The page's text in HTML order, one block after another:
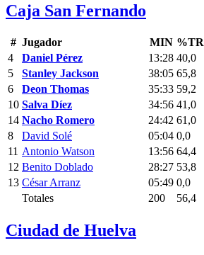
Caja San Fernando
# Jugador MIN %TR
4
Daniel Pérez 13:28 40,0
5
Stanley Jackson 38:05 65,8
6
Deon Thomas 35:33 59,2
10 Salva Díez 34:56 41,0
14 Nacho Romero 24:42 61,0
8
David Solé 05:04 0,0
11 Antonio Watson 13:56 64,4
12 Benito Doblado 28:27 53,8
13 César Arranz 05:49 0,0
Totales
200 56,4
Ciudad de Huelva